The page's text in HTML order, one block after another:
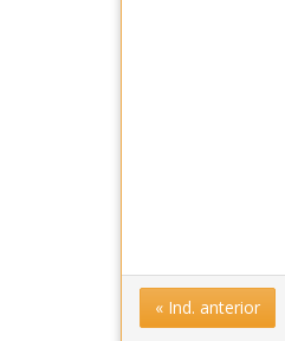
« Ind. anterior